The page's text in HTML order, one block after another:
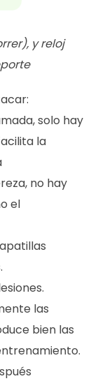
y reloj
solo hay
la
no hay
el
las
bien las